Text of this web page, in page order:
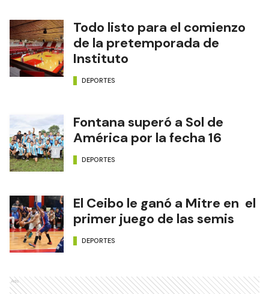
Todo listo para el comienzo
de la pretemporada de
Instituto
DEPORTES
Fontana superó a Sol de
América por la fecha 16
DEPORTES
El Ceibo le ganó a Mitre en el
primer juego de las semis
DEPORTES
Ads